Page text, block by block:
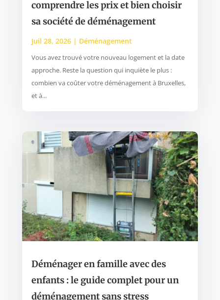
comprendre les prix et bien choisir
sa société de déménagement
Juil 28, 2026| Déménagement
Vous avez trouvé votre nouveau logement et la date
approche. Reste la question qui inquiète le plus :
combien va coûter votre déménagement à Bruxelles,
et à...
Déménager en famille avec des
enfants : le guide complet pour un
déménagement sans stress